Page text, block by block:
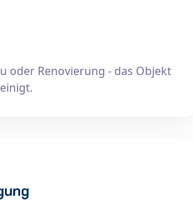
oder Renovierung - das Objekt